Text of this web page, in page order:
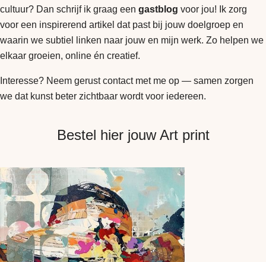
cultuur? Dan schrijf ik graag een gastblog voor jou! Ik zorg
voor een inspirerend artikel dat past bij jouw doelgroep en
waarin we subtiel linken naar jouw en mijn werk. Zo helpen we
elkaar groeien, online én creatief.
Interesse? Neem gerust contact met me op — samen zorgen
we dat kunst beter zichtbaar wordt voor iedereen.
Bestel hier jouw Art print